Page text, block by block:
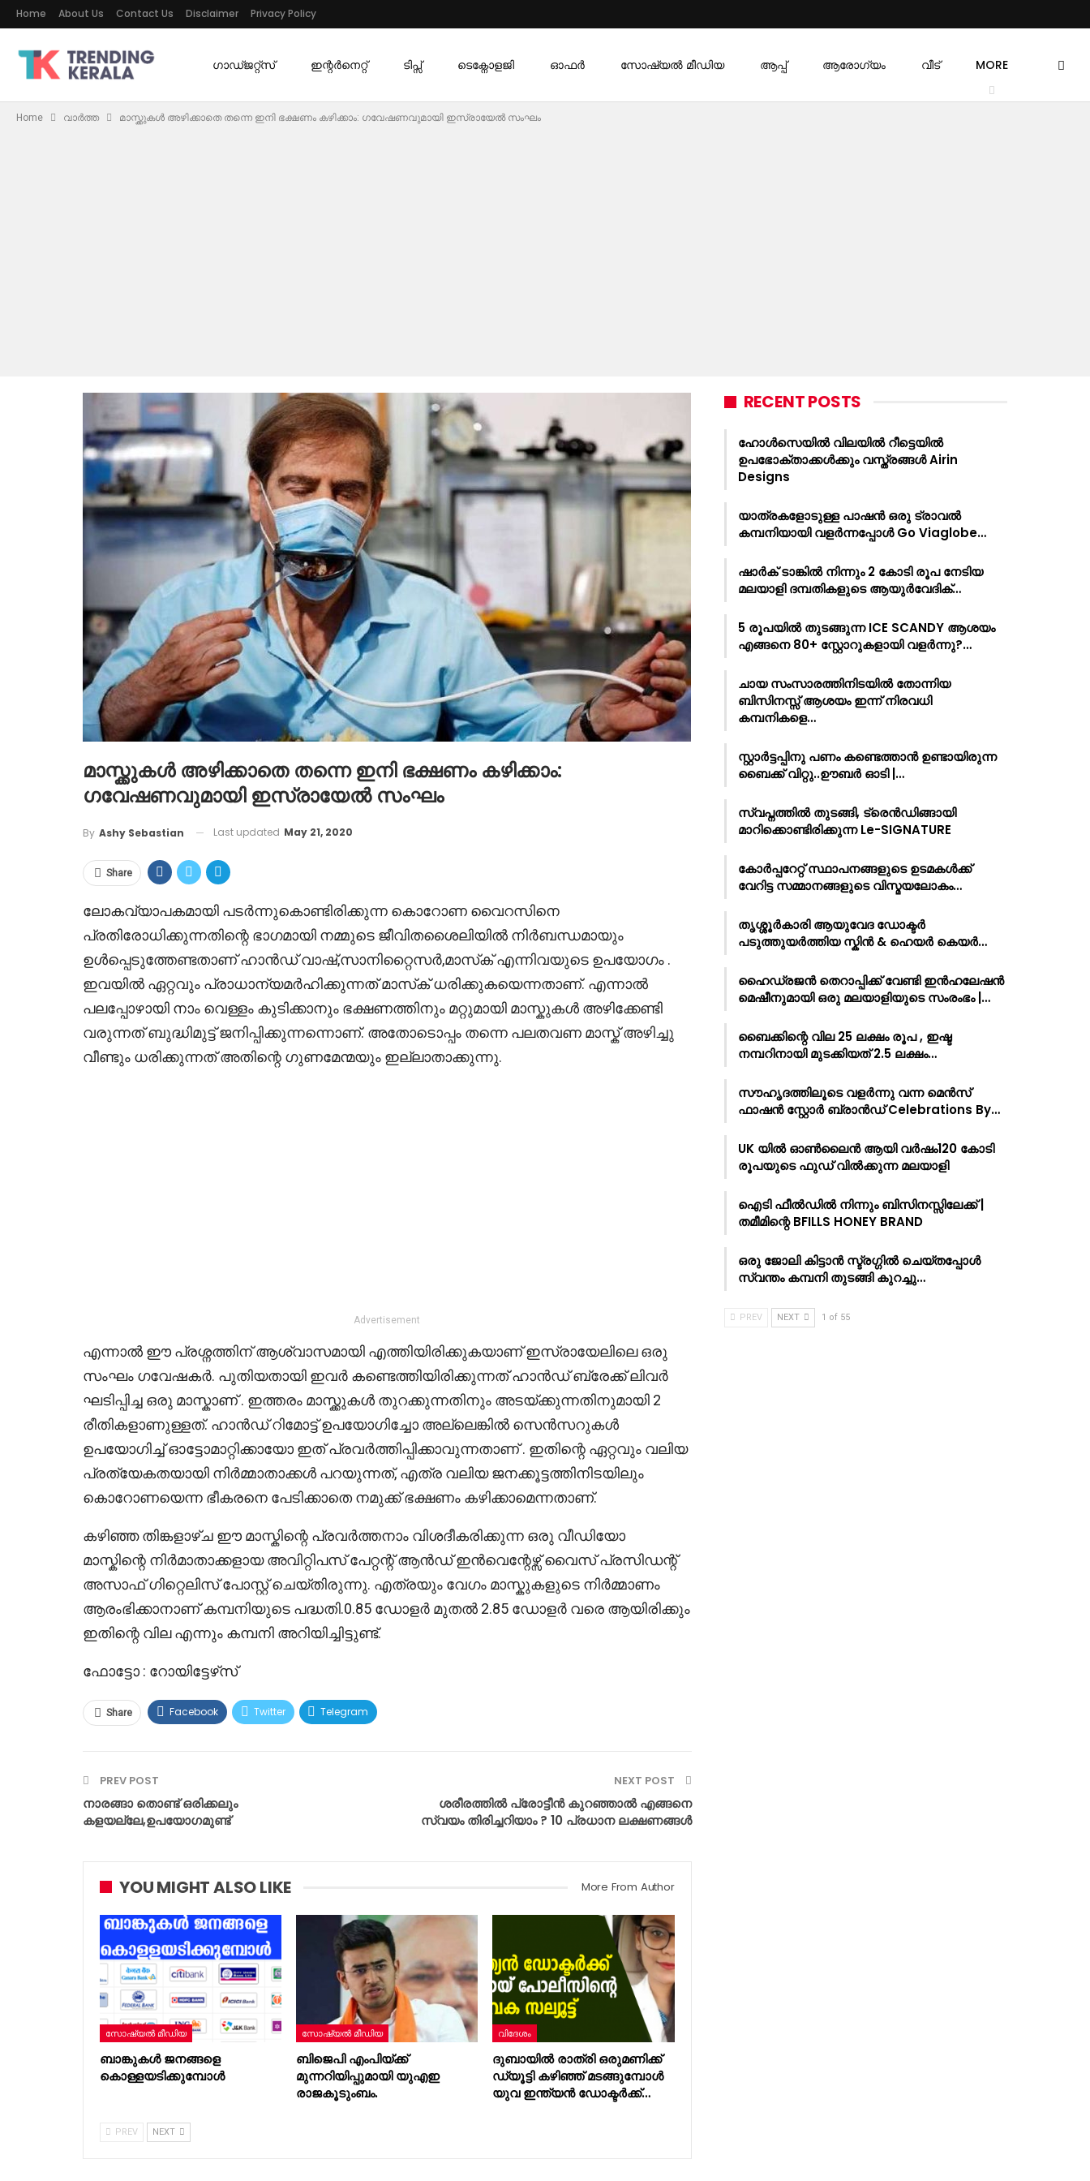
Home About Us Contact Us Disclaimer Privacy Policy
ഗാഡ്ജറ്റ്സ് ഇന്റര്‍നെറ്റ് ടിപ്സ് ടെക്നോളജി ഓഫര്‍ സോഷ്യൽ മീഡിയ ആപ്പ് ആരോഗ്യം വീട് MORE
Home വാർത്ത മാസ്ക്കുകൾ അഴിക്കാതെ തന്നെ ഇനി ഭക്ഷണം കഴിക്കാം: ഗവേഷണവുമായി ഇസ്രായേൽ സംഘം
മാസ്ക്കുകൾ അഴിക്കാതെ തന്നെ ഇനി ഭക്ഷണം കഴിക്കാം:
ഗവേഷണവുമായി ഇസ്രായേൽ സംഘം
By Ashy Sebastian Last updated May 21, 2020
Share
ലോകവ്യാപകമായി പടർന്നുകൊണ്ടിരിക്കുന്ന കൊറോണ വൈറസിനെ
പ്രതിരോധിക്കുന്നതിന്റെ ഭാഗമായി നമ്മുടെ ജീവിതശൈലിയിൽ നിർബന്ധമായും
ഉൾപ്പെടുത്തേണ്ടതാണ് ഹാൻഡ് വാഷ്,സാനിറ്റൈസർ,മാസ്‌ക് എന്നിവയുടെ ഉപയോഗം .
ഇവയിൽ ഏറ്റവും പ്രാധാന്യമർഹിക്കുന്നത് മാസ്‌ക് ധരിക്കുകയെന്നതാണ്. എന്നാൽ
പലപ്പോഴായി നാം വെള്ളം കുടിക്കാനും ഭക്ഷണത്തിനും മറ്റുമായി മാസ്കുകൾ അഴിക്കേണ്ടി
വരുന്നത് ബുദ്ധിമുട്ട് ജനിപ്പിക്കുന്നന്നൊണ്. അതോടൊപ്പം തന്നെ പലതവണ മാസ്ക് അഴിച്ചു
വീണ്ടും ധരിക്കുന്നത് അതിന്റെ ഗുണമേന്മയും ഇല്ലാതാക്കുന്നു.
Advertisement
എന്നാൽ ഈ പ്രശ്നത്തിന് ആശ്വാസമായി എത്തിയിരിക്കുകയാണ് ഇസ്രായേലിലെ ഒരു
സംഘം ഗവേഷകർ. പുതിയതായി ഇവർ കണ്ടെത്തിയിരിക്കുന്നത് ഹാൻഡ് ബ്രേക്ക് ലിവർ
ഘടിപ്പിച്ച ഒരു മാസ്കാണ്‌ . ഇത്തരം മാസ്ക്കുകൾ തുറക്കുന്നതിനും അടയ്ക്കുന്നതിനുമായി 2
രീതികളാണുള്ളത്. ഹാൻഡ് റിമോട്ട് ഉപയോഗിച്ചോ അല്ലെങ്കിൽ സെൻസറുകൾ
ഉപയോഗിച്ച് ഓട്ടോമാറ്റിക്കായോ ഇത് പ്രവർത്തിപ്പിക്കാവുന്നതാണ് . ഇതിന്റെ ഏറ്റവും വലിയ
പ്രത്യേകതയായി നിർമ്മാതാക്കൾ പറയുന്നത്, എത്ര വലിയ ജനക്കൂട്ടത്തിനിടയിലും
കൊറോണയെന്ന ഭീകരനെ പേടിക്കാതെ നമുക്ക് ഭക്ഷണം കഴിക്കാമെന്നതാണ്.
കഴിഞ്ഞ തിങ്കളാഴ്ച ഈ മാസ്കിന്റെ പ്രവർത്തനാം വിശദീകരിക്കുന്ന ഒരു വീഡിയോ
മാസ്കിന്റെ നിർമാതാക്കളായ അവിറ്റിപസ് പേറ്റന്റ് ആൻഡ് ഇൻവെന്റേഴ്സ് വൈസ് പ്രസിഡന്റ്
അസാഫ് ഗിറ്റെലിസ് പോസ്റ്റ് ചെയ്തിരുന്നു. എത്രയും വേഗം മാസ്കുകളുടെ നിർമ്മാണം
ആരംഭിക്കാനാണ് കമ്പനിയുടെ പദ്ധതി.0.85 ഡോളർ മുതൽ 2.85 ഡോളർ വരെ ആയിരിക്കും
ഇതിന്റെ വില എന്നും കമ്പനി അറിയിച്ചിട്ടുണ്ട്.
ഫോട്ടോ : റോയിട്ടേഴ്‌സ്
Share Facebook Twitter Telegram
PREV POST
നാരങ്ങാ തൊണ്ട് ഒരിക്കലും
കളയല്ലേ,ഉപയോഗമുണ്ട്
NEXT POST
ശരീരത്തിൽ പ്രോട്ടീൻ കുറഞ്ഞാൽ എങ്ങനെ
സ്വയം തിരിച്ചറിയാം ? 10 പ്രധാന ലക്ഷണങ്ങൾ
YOU MIGHT ALSO LIKE More From Author
സോഷ്യൽ മീഡിയ
ബാങ്കുകൾ ജനങ്ങളെ
കൊള്ളയടിക്കുമ്പോൾ
സോഷ്യൽ മീഡിയ
ബിജെപി എംപിയ്ക്ക്
മുന്നറിയിപ്പുമായി യുഎഇ
രാജകൂടുംബം.
വിദേശം
ദുബായിൽ രാത്രി ഒരുമണിക്ക്
ഡ്യൂട്ടി കഴിഞ്ഞ് മടങ്ങുമ്പോള്‍
യുവ ഇന്ത്യൻ ഡോക്ടർക്ക്…
PREV NEXT
RECENT POSTS
ഹോൾസെയിൽ വിലയിൽ റീട്ടെയിൽ
ഉപഭോക്താക്കൾക്കും വസ്ത്രങ്ങൾ Airin
Designs
യാത്രകളോടുള്ള പാഷൻ ഒരു ട്രാവൽ
കമ്പനിയായി വളർന്നപ്പോൾ Go Viaglobe…
ഷാർക്‌ ടാങ്കിൽ നിന്നും 2 കോടി രൂപ നേടിയ
മലയാളി ദമ്പതികളുടെ ആയുർവേദിക്…
5 രൂപയിൽ തുടങ്ങുന്ന ICE SCANDY ആശയം
എങ്ങനെ 80+ സ്റ്റോറുകളായി വളർന്നു?…
ചായ സംസാരത്തിനിടയിൽ തോന്നിയ
ബിസിനസ്സ് ആശയം ഇന്ന് നിരവധി
കമ്പനികളെ…
സ്റ്റാർട്ടപ്പിനു പണം കണ്ടെത്താൻ ഉണ്ടായിരുന്ന
ബൈക്ക് വിറ്റു..ഊബർ ഓടി |…
സ്വപ്നത്തിൽ തുടങ്ങി, ട്രെൻഡിങ്ങായി
മാറിക്കൊണ്ടിരിക്കുന്ന Le-SIGNATURE
കോർപ്പറേറ്റ് സ്ഥാപനങ്ങളുടെ ഉടമകൾക്ക്
വേറിട്ട സമ്മാനങ്ങളുടെ വിസ്മയലോകം…
തൃശ്ശൂർകാരി ആയുവേദ ഡോക്ടർ
പടുത്തുയർത്തിയ സ്കിൻ & ഹെയർ കെയർ…
ഹൈഡ്രജൻ തെറാപ്പിക്ക് വേണ്ടി ഇൻഹലേഷൻ
മെഷീനുമായി ഒരു മലയാളിയുടെ സംരംഭം |…
ബൈക്കിന്റെ വില 25 ലക്ഷം രൂപ , ഇഷ്ട
നമ്പറിനായി മുടക്കിയത് 2.5 ലക്ഷം…
സൗഹൃദത്തിലൂടെ വളർന്നു വന്ന മെൻസ്
ഫാഷൻ സ്റ്റോർ ബ്രാൻഡ് Celebrations By…
UK യിൽ ഓൺലൈൻ ആയി വർഷം120 കോടി
രൂപയുടെ ഫുഡ് വിൽക്കുന്ന മലയാളി
ഐടി ഫീൽഡിൽ നിന്നും ബിസിനസ്സിലേക്ക് |
തമീമിന്റെ BFILLS HONEY BRAND
ഒരു ജോലി കിട്ടാൻ സ്ട്രഗ്ഗിൽ ചെയ്തപ്പോൾ
സ്വന്തം കമ്പനി തുടങ്ങി കുറച്ചു…
PREV NEXT 1 of 55